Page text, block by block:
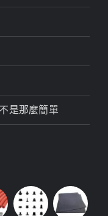
是那麼簡單